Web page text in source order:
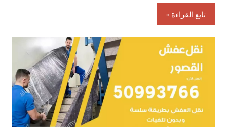
تابع القراءة